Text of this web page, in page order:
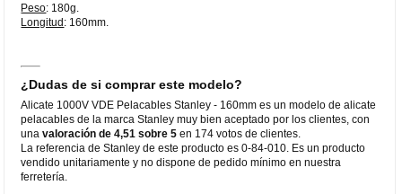
Peso: 180g.
Longitud: 160mm.
¿Dudas de si comprar este modelo?
Alicate 1000V VDE Pelacables Stanley - 160mm es un modelo de alicate
pelacables de la marca Stanley muy bien aceptado por los clientes, con
unavaloración de 4,51 sobre 5 en 174 votos de clientes.
La referencia de Stanley de este producto es 0-84-010. Es un producto
vendido unitariamente y no dispone de pedido mínimo en nuestra
ferretería.